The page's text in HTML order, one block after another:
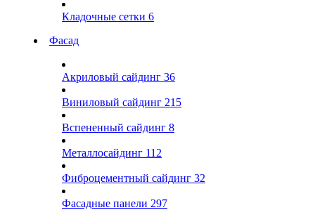
Кладочные сетки 6
Фасад
Акриловый сайдинг 36
Виниловый сайдинг 215
Вспененный сайдинг 8
Металлосайдинг 112
Фиброцементный сайдинг 32
Фасадные панели 297